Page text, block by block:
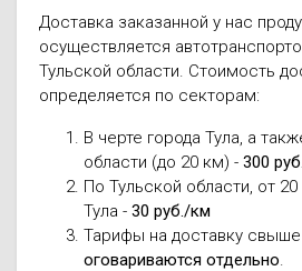
Доставка заказанной у нас
осуществляется
Тульской области. Стоимость
определяется по секторам:
В черте города Тула, а
области (до 20 км) - 300 руб.
По Тульской области, от
Тула - 30 руб./км
Тарифы на доставку свыше
оговариваются отдельно.